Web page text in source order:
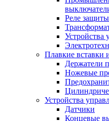
Реле защиты
Устройства
Плавкие вставки
Держатели
Ножевые
Устройства
Датчики
Концевые